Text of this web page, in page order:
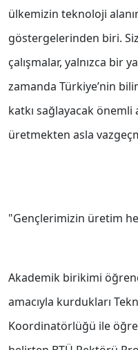
ülkemizin teknoloji
göstergelerinden biri.
çalışmalar, yalnızca bir
zamanda Türkiye’nin
katkı sağlayacak önemli
üretmekten asla
"Gençlerimizin üretim
Akademik birikimi
amacıyla kurdukları
Koordinatörlüğü ile